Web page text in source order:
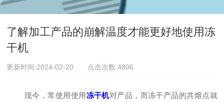
了解加工产品的崩解温度才能更好地使用冻
干机
更新时间:2024-02-20 点击次数:4806
现今，常使用使用冻干机对产品，而冻干产品的共熔点就